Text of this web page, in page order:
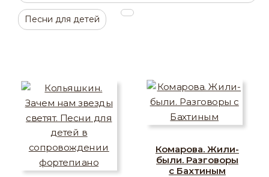
Песни для детей
Комарова. Жили-
были. Разговоры
с Бахтиным